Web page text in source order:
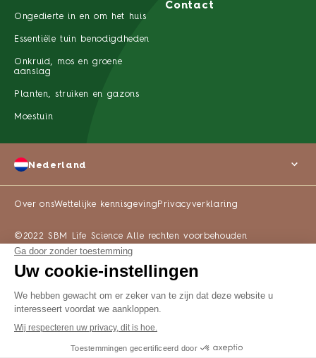
WAAR TE KOOP
Ongedierte in en om het huis
Essentiële tuin benodigdheden
Onkruid, mos en groene
aanslag
Planten, struiken en gazons
Moestuin
Contact
Over onsWettelijke kennisgeving Privacyverklaring
©2022 SBM Life Science Alle rechten voorbehouden
Nederland